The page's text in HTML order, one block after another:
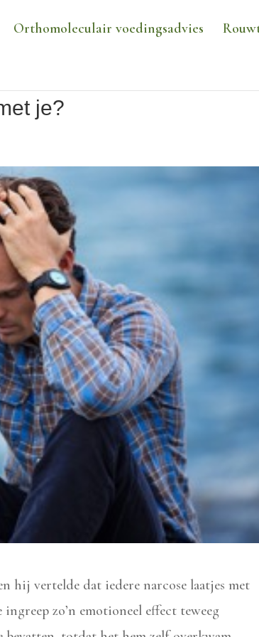
Orthomoleculair voedingsadvies
je?
hij vertelde dat iedere narcose laatjes met
zo’n emotioneel effect teweeg